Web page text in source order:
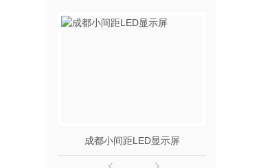
成都小间距LED显示屏